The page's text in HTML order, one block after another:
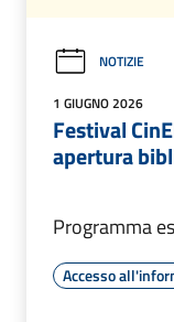
NOTIZIE
1 GIUGNO 2026
Festival
apertura
Programma
Accesso